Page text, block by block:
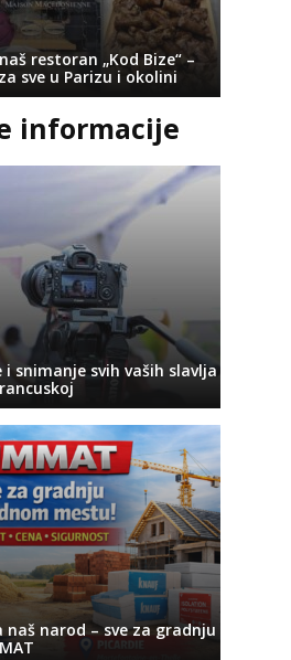
restoran „Kod Bize“ –
sve u Parizu i okolini
informacije
snimanje svih vaših slavlja
naš narod – sve za gradnju